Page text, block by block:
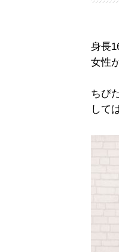
身長
女性
ちび
して